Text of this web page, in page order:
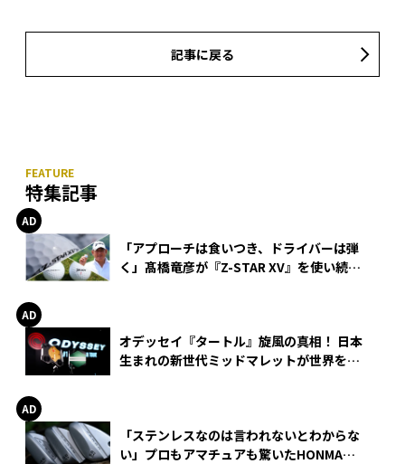
記事に戻る
特集記事
「アプローチは食いつき、ドライバーは弾
く」髙橋竜彦が『Z-STAR XV』を使い続け
オデッセイ『タートル』旋風の真相！ 日本
生まれの新世代ミッドマレットが世界を席
「ステンレスなのは言われないとわからな
い」プロもアマチュアも驚いたHONMA